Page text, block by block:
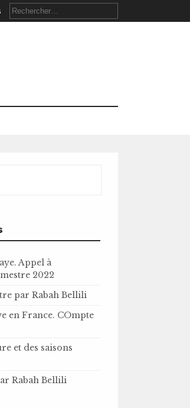
Rechercher :
Appel à
2022
par Rabah Bellili
en France. COmpte
et des saisons
Rabah Bellili